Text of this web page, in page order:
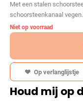
Met een stalen
schoorsteenkanaal vegen.
Niet op voorraad
Op verlanglijstje
Houd mij op